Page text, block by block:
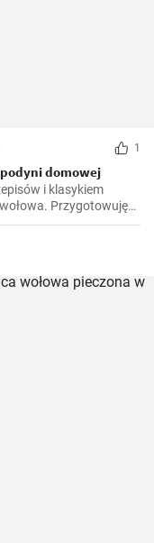
1
domowej
i klasykiem
Przygotowuję
wprowadziłem drobne